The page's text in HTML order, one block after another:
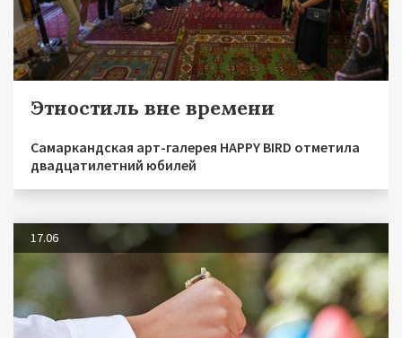
Этностиль вне времени
Самаркандская арт-галерея HAPPY BIRD отметила
двадцатилетний юбилей
17.06